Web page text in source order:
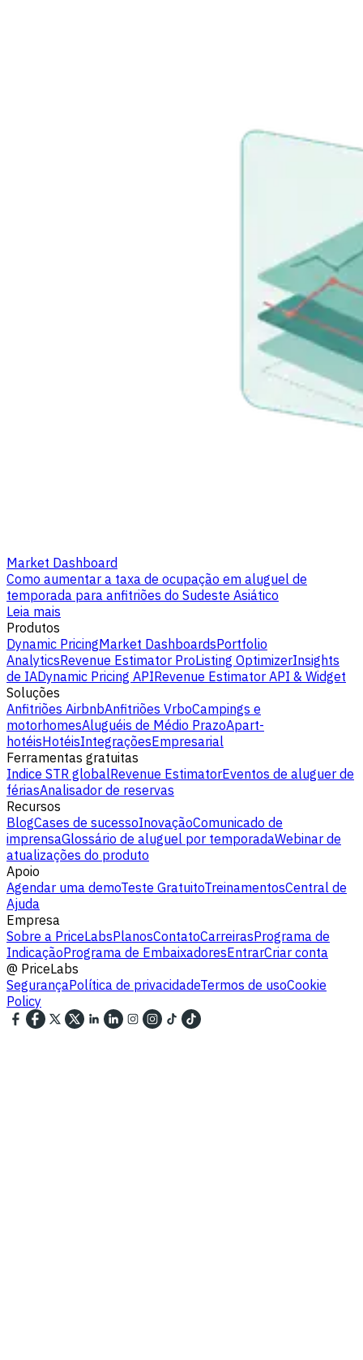
Market Dashboard
Como aumentar a taxa de ocupação em aluguel de
temporada para anfitriões do Sudeste Asiático
Leia mais
Produtos
Dynamic PricingMarket DashboardsPortfolio
AnalyticsRevenue Estimator ProListing OptimizerInsights
de IADynamic Pricing APIRevenue Estimator API & Widget
Soluções
Anfitriões AirbnbAnfitriões VrboCampings e
motorhomesAluguéis de Médio PrazoApart-
hotéisHotéisIntegraçõesEmpresarial
Ferramentas gratuitas
Indice STR globalRevenue EstimatorEventos de aluguer de
fériasAnalisador de reservas
Recursos
BlogCases de sucessoInovaçãoComunicado de
imprensaGlossário de aluguel por temporadaWebinar de
atualizações do produto
Apoio
Agendar uma demoTeste GratuitoTreinamentosCentral de
Ajuda
Empresa
Sobre a PriceLabsPlanosContatoCarreirasPrograma de
IndicaçãoPrograma de EmbaixadoresEntrarCriar conta
@ PriceLabs
SegurançaPolítica de privacidadeTermos de usoCookie
Policy